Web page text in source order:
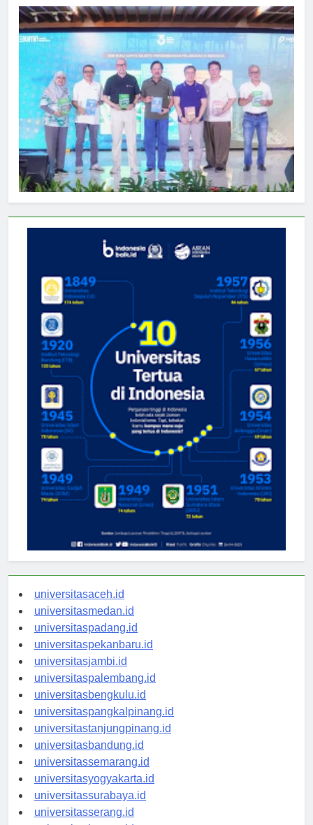
universitasaceh.id
universitasmedan.id
universitaspadang.id
universitaspekanbaru.id
universitasjambi.id
universitaspalembang.id
universitasbengkulu.id
universitaspangkalpinang.id
universitastanjungpinang.id
universitasbandung.id
universitassemarang.id
universitasyogyakarta.id
universitassurabaya.id